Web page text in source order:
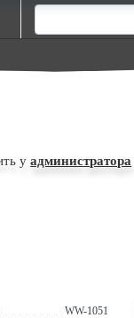
уадминистратора
WW-1051